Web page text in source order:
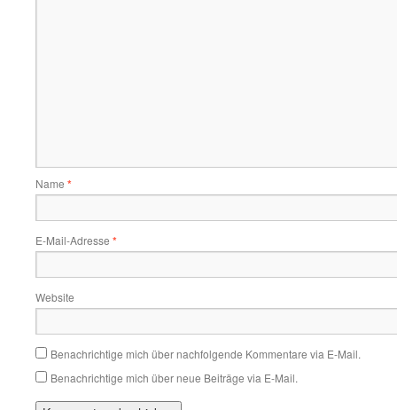
Name *
E-Mail-Adresse *
Website
Benachrichtige mich über nachfolgende Kommentare via E-Mail.
Benachrichtige mich über neue Beiträge via E-Mail.